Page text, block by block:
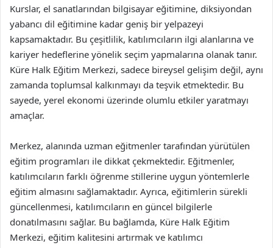
Kurslar, el sanatlarından bilgisayar eğitimine, diksiyondan
yabancı dil eğitimine kadar geniş bir yelpazeyi
kapsamaktadır. Bu çeşitlilik, katılımcıların ilgi alanlarına ve
kariyer hedeflerine yönelik seçim yapmalarına olanak tanır.
Küre Halk Eğitim Merkezi, sadece bireysel gelişim değil, aynı
zamanda toplumsal kalkınmayı da teşvik etmektedir. Bu
sayede, yerel ekonomi üzerinde olumlu etkiler yaratmayı
amaçlar.
Merkez, alanında uzman eğitmenler tarafından yürütülen
eğitim programları ile dikkat çekmektedir. Eğitmenler,
katılımcıların farklı öğrenme stillerine uygun yöntemlerle
eğitim almasını sağlamaktadır. Ayrıca, eğitimlerin sürekli
güncellenmesi, katılımcıların en güncel bilgilerle
donatılmasını sağlar. Bu bağlamda, Küre Halk Eğitim
Merkezi, eğitim kalitesini artırmak ve katılımcı